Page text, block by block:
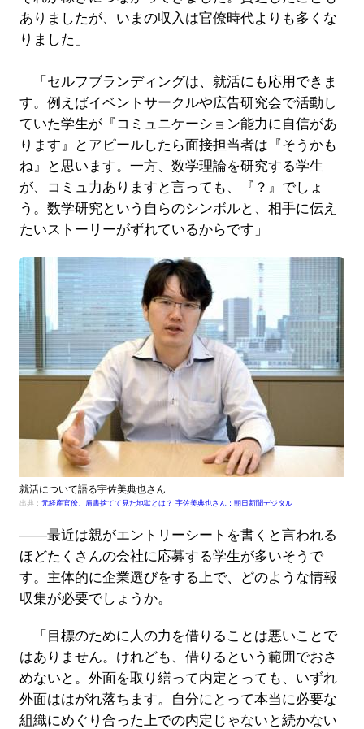
ありましたが、いまの収入は官僚時代よりも多くな
りました」
「セルフブランディングは、就活にも応用できま
す。例えばイベントサークルや広告研究会で活動し
ていた学生が『コミュニケーション能力に自信があ
ります』とアピールしたら面接担当者は『そうかも
ね』と思います。一方、数学理論を研究する学生
が、コミュ力ありますと言っても、『？』でしょ
う。数学研究という自らのシンボルと、相手に伝え
たいストーリーがずれているからです」
就活について語る宇佐美典也さん
出典： 元経産官僚、肩書捨てて見た地獄とは？ 宇佐美典也さん：朝日新聞デジタル
――最近は親がエントリーシートを書くと言われる
ほどたくさんの会社に応募する学生が多いそうで
す。主体的に企業選びをする上で、どのような情報
収集が必要でしょうか。
「目標のために人の力を借りることは悪いことで
はありません。けれども、借りるという範囲でおさ
めないと。外面を取り繕って内定とっても、いずれ
外面ははがれ落ちます。自分にとって本当に必要な
組織にめぐり合った上での内定じゃないと続かない